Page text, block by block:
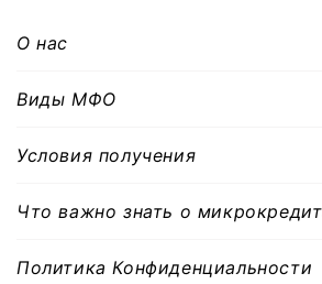
О нас
Виды МФО
Условия получения
Что важно знать о
Политика Конфиденциальности